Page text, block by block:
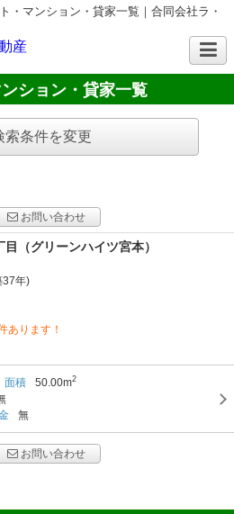
・マンション・貸家一覧｜合同会社ラ・
ション・貸家一覧
索条件を変更
お問い合わせ
（グリーンハイツ宮本）
37年)
あります！
面積 50.00m2
無
お問い合わせ